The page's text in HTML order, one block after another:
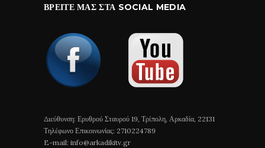
ΒΡΕΊΤΕ ΜΑΣ ΣΤΑ SOCIAL MEDIA
Διεύθυνση: Ερυθρού Σταυρού 19, Τρίπολη, Αρκαδία, 22131
Τηλέφωνο Επικοινωνίας: 2710224789
E-mail: info@arkadikitv.gr